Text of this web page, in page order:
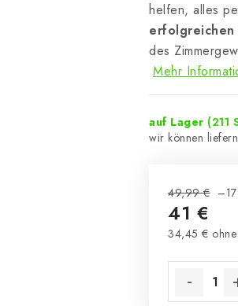
helfen, alles
erfolgreichen
des
Mehr
auf Lager (211
49,99 €
41 €
34,45 € ohne